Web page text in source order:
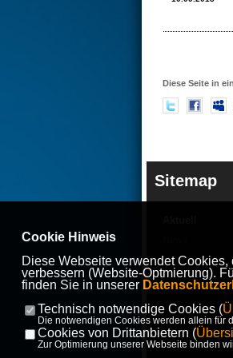
Cookie Hinweis
Diese Webseite verwendet
verbessern (Website-Optmierung).
finden Sie in unserer
Technisch notwendige Cookies (
Die notwendigen Cookies werden allein für
Cookies von Drittanbietern (
Zur Optimierung unserer Webseite binden
Diese Seite in
Sitemap